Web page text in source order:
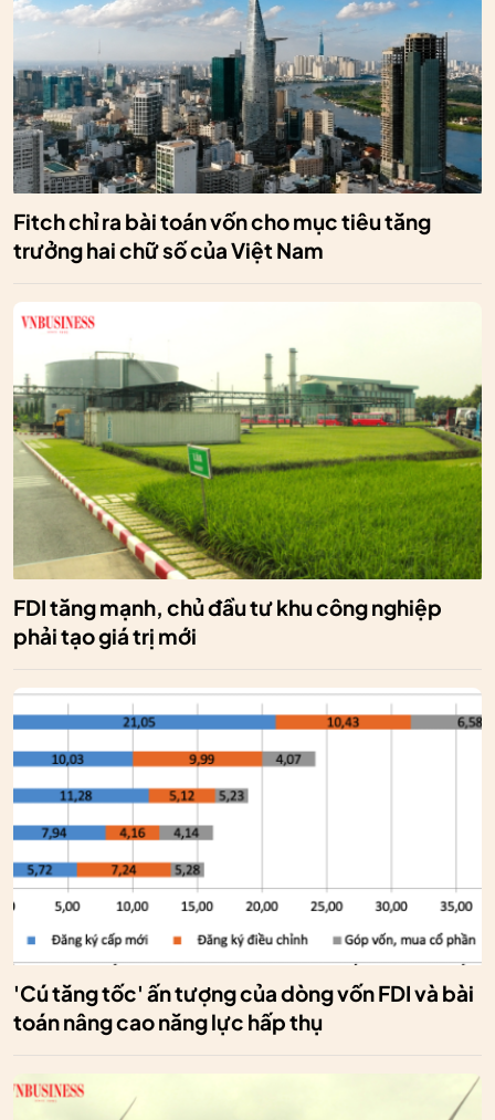
Fitch chỉ ra bài toán vốn cho mục tiêu tăng
trưởng hai chữ số của Việt Nam
FDI tăng mạnh, chủ đầu tư khu công nghiệp
phải tạo giá trị mới
'Cú tăng tốc' ấn tượng của dòng vốn FDI và bài
toán nâng cao năng lực hấp thụ